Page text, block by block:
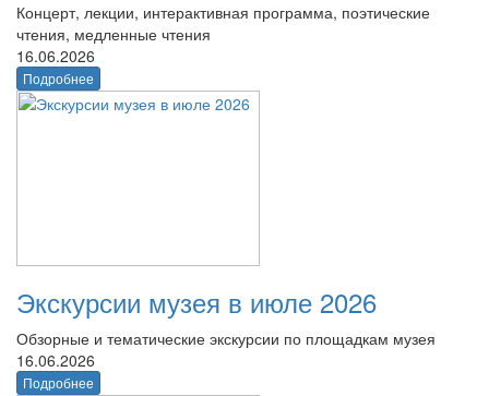
Концерт, лекции, интерактивная программа, поэтические
чтения, медленные чтения
16.06.2026
Подробнее
Экскурсии музея в июле 2026
Обзорные и тематические экскурсии по площадкам музея
16.06.2026
Подробнее